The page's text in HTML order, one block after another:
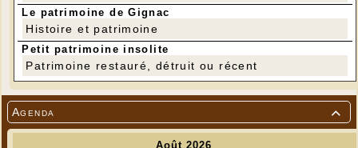

Agenda
Le patrimoine de Gignac
Histoire et patrimoine
Petit patrimoine insolite
Patrimoine restauré, détruit ou récent